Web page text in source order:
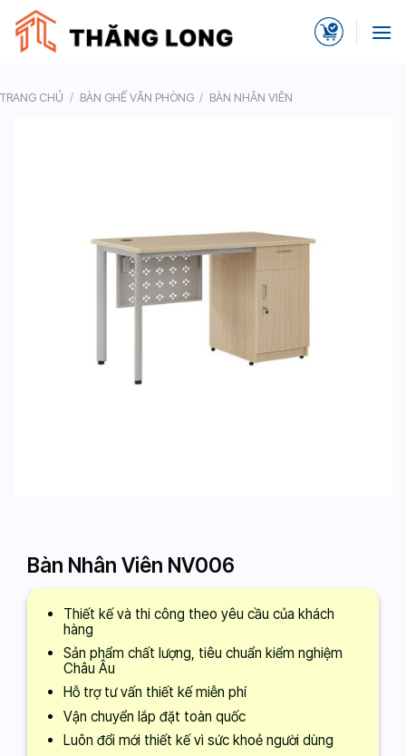
content
TRANG CHỦ / BÀN GHẾ VĂN PHÒNG / BÀN NHÂN VIÊN
Bàn Nhân Viên NV006
Thiết kế và thi công theo yêu cầu của khách
hàng
Sản phẩm chất lượng, tiêu chuẩn kiểm nghiệm
Châu Âu
Hỗ trợ tư vấn thiết kế miễn phí
Vận chuyển lắp đặt toàn quốc
Luôn đổi mới thiết kế vì sức khoẻ người dùng